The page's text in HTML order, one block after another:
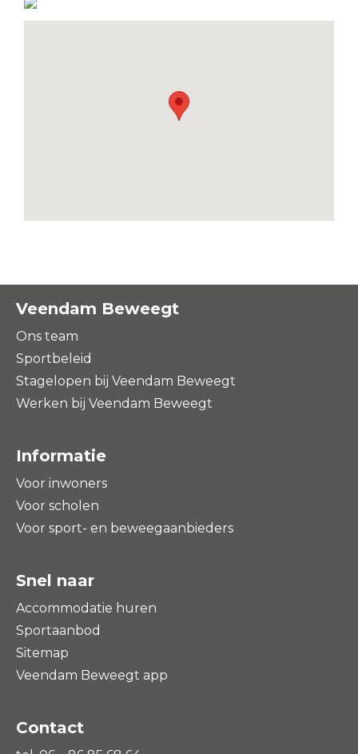
Veendam Beweegt
Ons team
Sportbeleid
Stagelopen bij Veendam Beweegt
Werken bij Veendam Beweegt
Informatie
Voor inwoners
Voor scholen
Voor sport- en beweegaanbieders
Snel naar
Accommodatie huren
Sportaanbod
Sitemap
Veendam Beweegt app
Contact